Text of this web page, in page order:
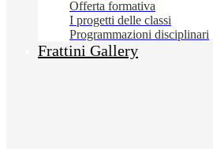
Offerta formativa
I progetti delle classi
Programmazioni disciplinari
Frattini Gallery